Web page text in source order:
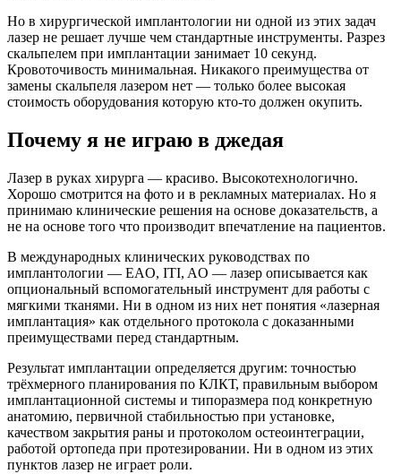
Но в хирургической имплантологии ни одной из этих задач
лазер не решает лучше чем стандартные инструменты. Разрез
скальпелем при имплантации занимает 10 секунд.
Кровоточивость минимальная. Никакого преимущества от
замены скальпеля лазером нет — только более высокая
стоимость оборудования которую кто-то должен окупить.
Почему я не играю в джедая
Лазер в руках хирурга — красиво. Высокотехнологично.
Хорошо смотрится на фото и в рекламных материалах. Но я
принимаю клинические решения на основе доказательств, а
не на основе того что производит впечатление на пациентов.
В международных клинических руководствах по
имплантологии — EAO, ITI, AO — лазер описывается как
опциональный вспомогательный инструмент для работы с
мягкими тканями. Ни в одном из них нет понятия «лазерная
имплантация» как отдельного протокола с доказанными
преимуществами перед стандартным.
Результат имплантации определяется другим: точностью
трёхмерного планирования по КЛКТ, правильным выбором
имплантационной системы и типоразмера под конкретную
анатомию, первичной стабильностью при установке,
качеством закрытия раны и протоколом остеоинтеграции,
работой ортопеда при протезировании. Ни в одном из этих
пунктов лазер не играет роли.